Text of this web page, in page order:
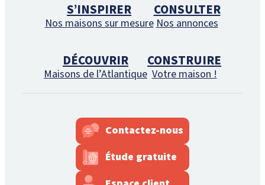
S’INSPIRER
Nos maisons sur mesure
CONSULTER
Nos annonces
DÉCOUVRIR
Maisons de l’Atlantique
CONSTRUIRE
Votre maison !
Contactez-nous
Étude gratuite